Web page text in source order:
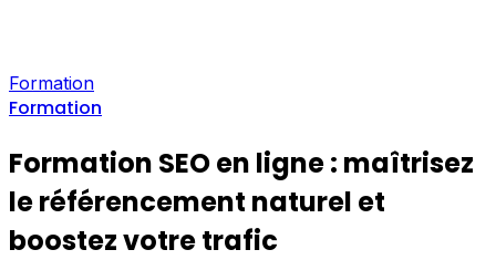
Formation
Formation
Formation SEO en ligne : maîtrisez
le référencement naturel et
boostez votre trafic